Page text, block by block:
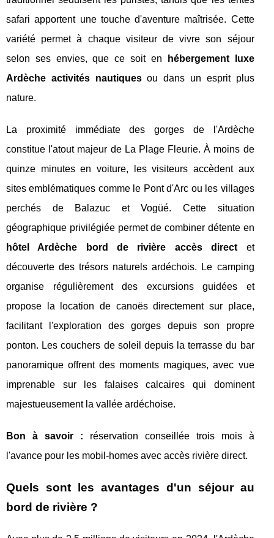
safari apportent une touche d'aventure maîtrisée. Cette
variété permet à chaque visiteur de vivre son séjour
selon ses envies, que ce soit en
hébergement luxe
Ardèche activités nautiquesou dans un esprit plus
nature.
La proximité immédiate des gorges de l'Ardèche
constitue l'atout majeur de La Plage Fleurie. À moins de
quinze minutes en voiture, les visiteurs accèdent aux
sites emblématiques comme le Pont d'Arc ou les villages
perchés de Balazuc et Vogüé. Cette situation
géographique privilégiée permet de combiner détente en
hôtel Ardèche bord de rivière accès direct et
découverte des trésors naturels ardéchois. Le camping
organise régulièrement des excursions guidées et
propose la location de canoës directement sur place,
facilitant l'exploration des gorges depuis son propre
ponton. Les couchers de soleil depuis la terrasse du bar
panoramique offrent des moments magiques, avec vue
imprenable sur les falaises calcaires qui dominent
majestueusement la vallée ardéchoise.
Bon à savoir : réservation conseillée trois mois à
l'avance pour les mobil-homes avec accès rivière direct.
Quels sont les avantages d'un séjour au
bord de rivière ?